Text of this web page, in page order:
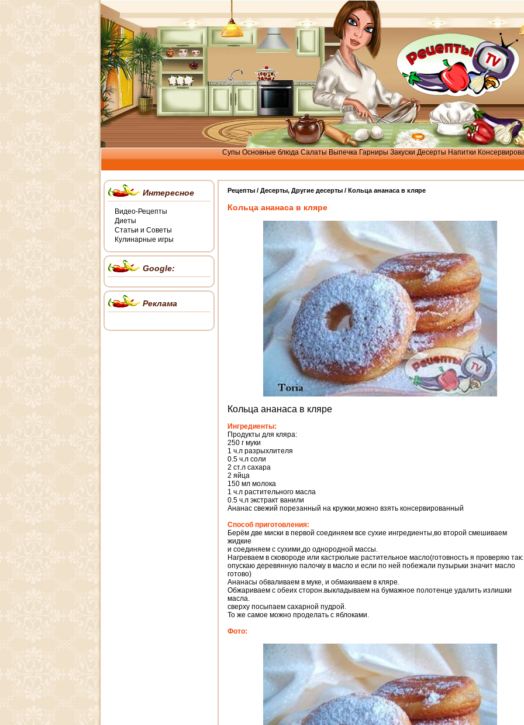
Супы Основные блюда Салаты Выпечка Гарниры Закуски Десерты Напитки
Рецепты / Десерты, Другие десерты / Кольца ананаса в кляре
Кольца ананаса в кляре
Кольца ананаса в кляре
Ингредиенты:
Продукты для кляра:
250 г муки
1 ч.л разрыхлителя
0.5 ч.л соли
2 ст.л сахара
2 яйца
150 мл молока
1 ч.л растительного масла
0.5 ч.л экстракт ванили
Ананас свежий порезанный на кружки,можно взять консервированный
Способ приготовления:
Берём две миски в первой соединяем все сухие ингредиенты,во второй смешиваем
жидкие
и соединяем с сухими,до однородной массы.
Нагреваем в сковороде или кастрюльке растительное масло(готовность я проверяю так:
опускаю деревянную палочку в масло и если по ней побежали пузырьки значит масло
готово)
Ананасы обваливаем в муке, и обмакиваем в кляре.
Обжариваем с обеих сторон.выкладываем на бумажное полотенце удалить излишки
масла.
сверху посыпаем сахарной пудрой.
То же самое можно проделать с яблоками.
Фото:
Интересное
Видео-Рецепты
Диеты
Статьи и Советы
Кулинарные игры
Google:
Реклама